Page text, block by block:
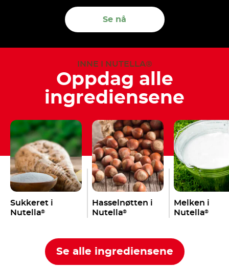
Se nå
INNE I NUTELLA®
Oppdag alle
ingrediensene
Sukkeret i
Nutella®
Hasselnøtten i
Nutella®
Melken i
Nutella®
Se alle ingrediensene